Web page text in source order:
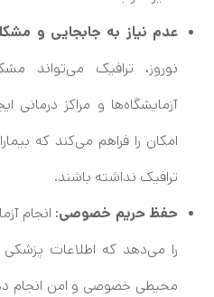
عدم نیاز به جابجایی و
نوروز، ترافیک می‌تواند
آزمایشگاه‌ها و مراکز درمانی
امکان را فراهم می‌کند که
ترافیک نداشته باشند.
حفظ حریم خصوصی: انجام
را می‌دهد که اطلاعات
محیطی خصوصی و امن انجام